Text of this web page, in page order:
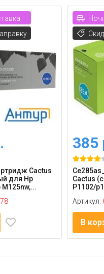
Cactus
для Hp
385
Cactus
P1102/
Артикул:
В